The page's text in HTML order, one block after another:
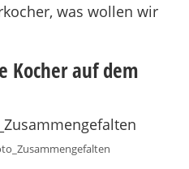
was wollen wir
Kocher auf dem